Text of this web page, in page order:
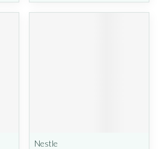
Nestle